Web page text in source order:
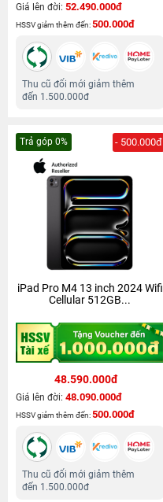
Giá lên đời: 52.490.000đ
HSSV giảm thêm đến:500.000đ
Thu cũ đổi mới giảm thêm
đến 1.500.000đ
Trả góp 0% - 500.000đ
iPad Pro M4 13 inch 2024 Wifi
Cellular 512GB...
48.590.000đ
Giá lên đời: 48.090.000đ
HSSV giảm thêm đến:500.000đ
Thu cũ đổi mới giảm thêm
đến 1.500.000đ